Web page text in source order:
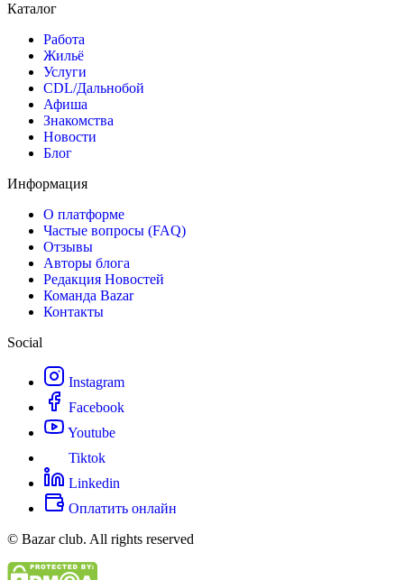
Каталог
Работа
Жильё
Услуги
CDL/Дальнобой
Афиша
Знакомства
Новости
Блог
Информация
О платформе
Частые вопросы (FAQ)
Отзывы
Авторы блога
Редакция Новостей
Команда Bazar
Контакты
Social
Instagram
Facebook
Youtube
Tiktok
Linkedin
Оплатить онлайн
© Bazar club. All rights reserved